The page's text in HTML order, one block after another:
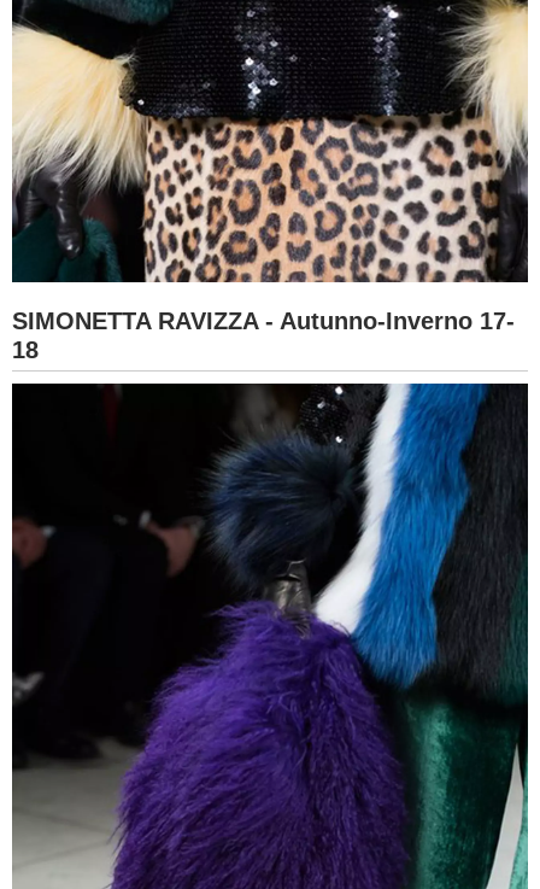
SIMONETTA RAVIZZA - Autunno-Inverno 17-
18